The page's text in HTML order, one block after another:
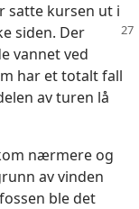
satte kursen ut i
siden. Der
vannet ved
har et totalt fall
av turen lå
nærmere og
av vinden
ble det